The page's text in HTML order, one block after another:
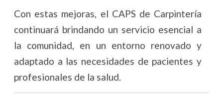
Con estas mejoras, el CAPS de Carpintería
continuará brindando un servicio esencial a
la comunidad, en un entorno renovado y
adaptado a las necesidades de pacientes y
profesionales de la salud.